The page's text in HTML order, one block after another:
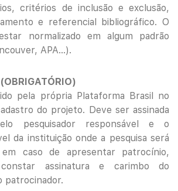
critérios de inclusão e exclusão,
e referencial bibliográfico. O
normalizado em algum padrão
APA…).
(OBRIGATÓRIO)
pela própria Plataforma Brasil no
do projeto. Deve ser assinada
pesquisador responsável e o
da instituição onde a pesquisa será
em caso de apresentar patrocínio,
assinatura e carimbo do
patrocinador.